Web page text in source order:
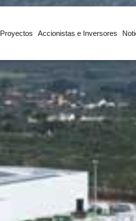
Proyectos Accionistas e Inversores